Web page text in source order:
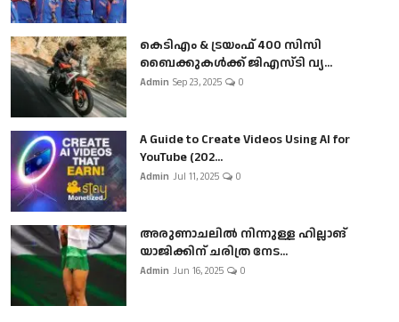
കെടിഎം & ട്രയംഫ് 400 സിസി
ബൈക്കുകൾക്ക് ജിഎസ്ടി വ്യ...
Admin Sep 23, 2025 0
A Guide to Create Videos Using AI for
YouTube (202...
Admin Jul 11, 2025 0
അരുണാചലിൽ നിന്നുള്ള ഹില്ലാങ്
യാജിക്കിന് ചരിത്ര നേട...
Admin Jun 16, 2025 0